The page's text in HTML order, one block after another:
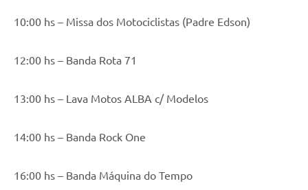
10:00 hs – Missa dos Motociclistas (Padre Edson)
12:00 hs – Banda Rota 71
13:00 hs – Lava Motos ALBA c/ Modelos
14:00 hs – Banda Rock One
16:00 hs – Banda Máquina do Tempo